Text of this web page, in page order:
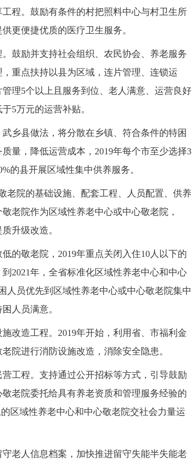
。鼓励有条件的村把照料中心与村卫生所
更便捷优质的医疗卫生服务。
励并支持社会组织、农民协会、养老服务
重点扶持以县为区域，连片管理、连锁运
理5个以上且服务到位、老人满意、运营良好
5万元的运营补贴。
县做法，将分散在乡镇、符合条件的特困
量，降低运营成本，2019年每个市至少选择3
的县开展区域性集中供养服务。
院的基础设施、配套工程、人员配置、供养
老院作为区域性养老中心或中心敬老院，
升级改造。
敬老院，2019年重点关闭入住10人以下的
2021年，全省标准化区域性养老中心和中心
人员优先到区域性养老中心或中心敬老院集中
人员满意。
造工程。2019年开始，利用省、市福利金
院进行消防设施改造，消除安全隐患。
程。支持通过公开招标等方式，引导鼓励
老院委托给具有养老资质和管理服务经验的
区域性养老中心和中心敬老院交社会力量运
人信息档案，加快推进留守失能半失能老